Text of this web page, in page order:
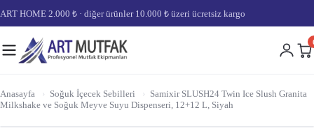
ART HOME 2.000 ₺ · diğer ürünler 10.000 ₺ üzeri ücretsiz kargo
Anasayfa › Soğuk İçecek Sebilleri › Samixir SLUSH24 Twin Ice Slush Granita
Milkshake ve Soğuk Meyve Suyu Dispenseri, 12+12 L, Siyah